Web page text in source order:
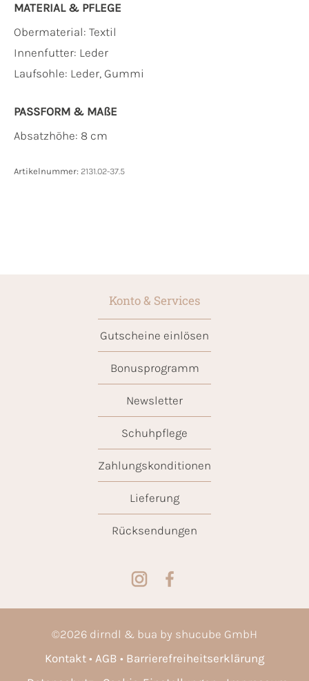
MATERIAL & PFLEGE
Obermaterial: Textil
Innenfutter: Leder
Laufsohle: Leder, Gummi
PASSFORM & MAẞE
Absatzhöhe: 8 cm
Artikelnummer: 2131.02-37.5
Konto & Services
Gutscheine einlösen
Bonusprogramm
Newsletter
Schuhpflege
Zahlungskonditionen
Lieferung
Rücksendungen
©2026 dirndl & bua by shucube GmbH
Kontakt
AGB
Barrierefreiheitserklärung